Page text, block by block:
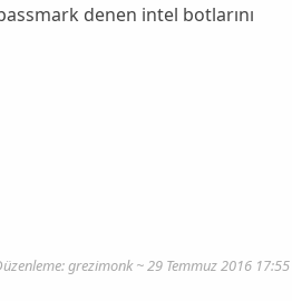
denen intel botlarını
grezimonk ~ 29 Temmuz 2016 17:55